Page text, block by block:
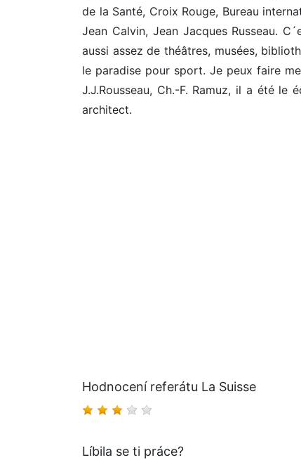
de la Santé, Croix Rouge, Bureau
Jean Calvin, Jean Jacques Russeau.
aussi assez de théâtres, musées,
le paradise pour sport. Je peux faire
J.J.Rousseau, Ch.-F. Ramuz, il a été
architect.
Hodnocení referátu La Suisse
Líbila se ti práce?